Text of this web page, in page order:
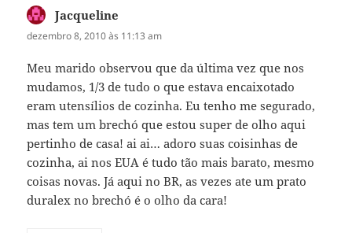
Jacqueline
dezembro 8, 2010 às 11:13 am
Meu marido observou que da última vez que nos
mudamos, 1/3 de tudo o que estava encaixotado
eram utensílios de cozinha. Eu tenho me segurado,
mas tem um brechó que estou super de olho aqui
pertinho de casa! ai ai… adoro suas coisinhas de
cozinha, ai nos EUA é tudo tão mais barato, mesmo
coisas novas. Já aqui no BR, as vezes ate um prato
duralex no brechó é o olho da cara!